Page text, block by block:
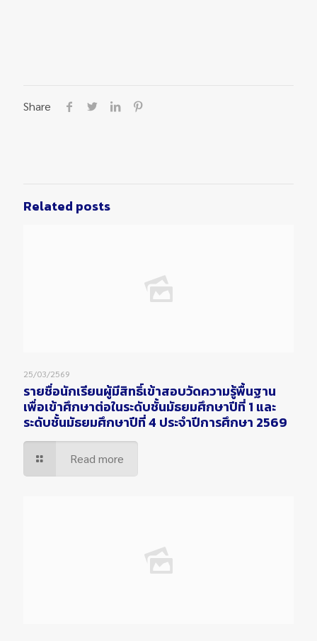
Share
Related posts
25/03/2569
รายชื่อนักเรียนผู้มีสิทธิ์เข้าสอบวัดความรู้พื้นฐาน
เพื่อเข้าศึกษาต่อในระดับชั้นมัธยมศึกษาปีที่ 1 และ
ระดับชั้นมัธยมศึกษาปีที่ 4 ประจำปีการศึกษา 2569
Read more